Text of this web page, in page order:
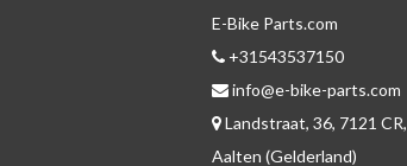
E-Bike Parts.com
+31543537150
info@e-bike-parts.com
Landstraat, 36, 7121 CR,
Aalten (Gelderland)